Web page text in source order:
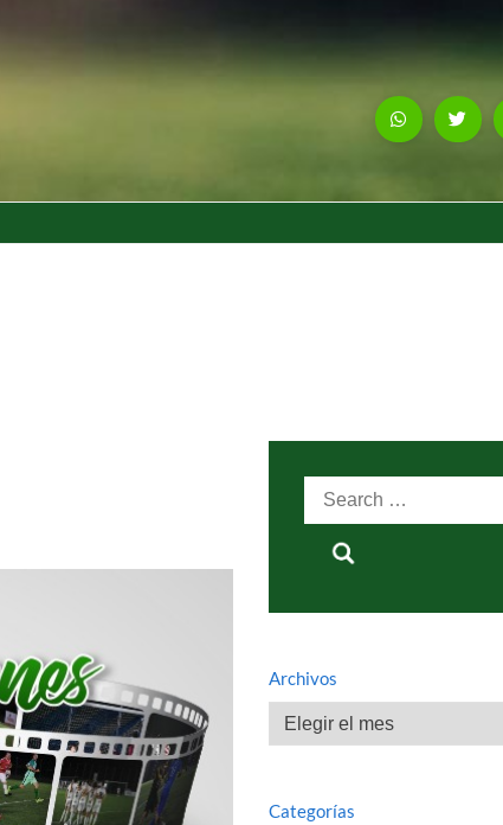
Search
for:
Archivos
Archivos
Categorías